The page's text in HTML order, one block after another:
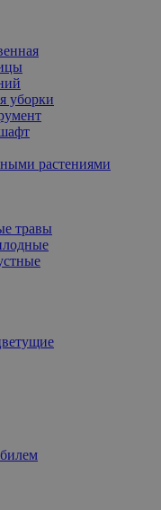
уборки
растениями
травы